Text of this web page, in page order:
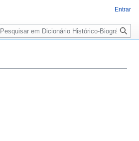
Entrar
Pesquisa